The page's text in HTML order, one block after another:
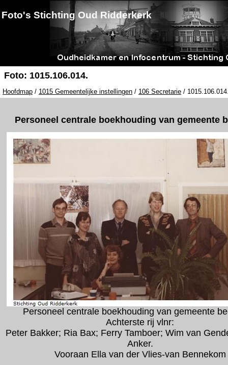
Foto's Stichting Oud Ridderkerk
Foto: 1015.106.014.
Hoofdmap / 1015 Gemeentelijke instellingen / 106 Secretarie /
Personeel centrale boekhouding van gemeente
Personeel centrale boekhouding van gemeente
Achterste rij vlnr:
Peter Bakker; Ria Bax; Ferry Tamboer; Wim van
Anker.
Vooraan Ella van der Vlies-van Bennekom